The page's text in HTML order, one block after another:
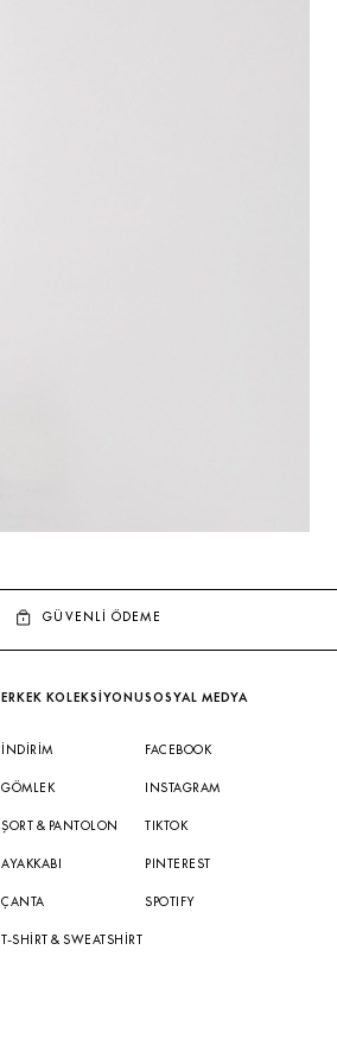
GÜVENLİ ÖDEME
ERKEK KOLEKSİYONU
İNDIRIM
GÖMLEK
ŞORT & PANTOLON
AYAKKABI
ÇANTA
T-SHIRT & SWEATSHIRT
SOSYAL MEDYA
FACEBOOK
INSTAGRAM
TIKTOK
PINTEREST
SPOTIFY